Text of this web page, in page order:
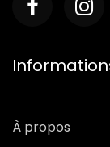
À propos